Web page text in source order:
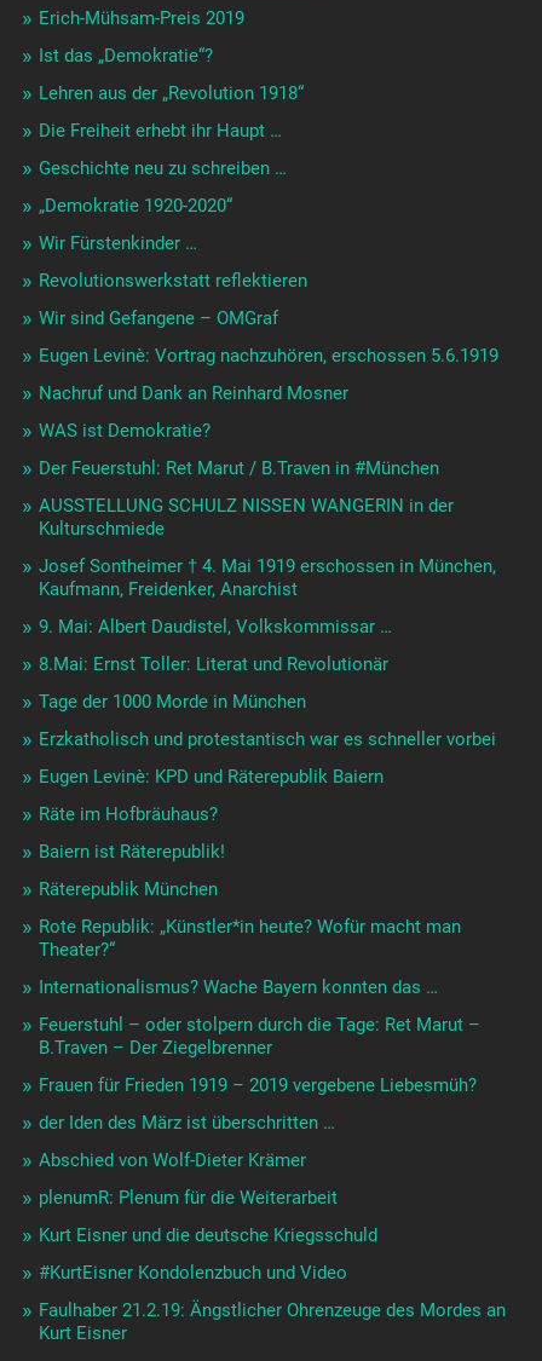
Erich-Mühsam-Preis 2019
Ist das „Demokratie“?
Lehren aus der „Revolution 1918“
Die Freiheit erhebt ihr Haupt …
Geschichte neu zu schreiben …
„Demokratie 1920-2020“
Wir Fürstenkinder …
Revolutionswerkstatt reflektieren
Wir sind Gefangene – OMGraf
Eugen Levinè: Vortrag nachzuhören, erschossen 5.6.1919
Nachruf und Dank an Reinhard Mosner
WAS ist Demokratie?
Der Feuerstuhl: Ret Marut / B.Traven in #München
AUSSTELLUNG SCHULZ NISSEN WANGERIN in der
Kulturschmiede
Josef Sontheimer † 4. Mai 1919 erschossen in München,
Kaufmann, Freidenker, Anarchist
9. Mai: Albert Daudistel, Volkskommissar …
8.Mai: Ernst Toller: Literat und Revolutionär
Tage der 1000 Morde in München
Erzkatholisch und protestantisch war es schneller vorbei
Eugen Levinè: KPD und Räterepublik Baiern
Räte im Hofbräuhaus?
Baiern ist Räterepublik!
Räterepublik München
Rote Republik: „Künstler*in heute? Wofür macht man
Theater?“
Internationalismus? Wache Bayern konnten das …
Feuerstuhl – oder stolpern durch die Tage: Ret Marut –
B.Traven – Der Ziegelbrenner
Frauen für Frieden 1919 – 2019 vergebene Liebesmüh?
der Iden des März ist überschritten …
Abschied von Wolf-Dieter Krämer
plenumR: Plenum für die Weiterarbeit
Kurt Eisner und die deutsche Kriegsschuld
#KurtEisner Kondolenzbuch und Video
Faulhaber 21.2.19: Ängstlicher Ohrenzeuge des Mordes an
Kurt Eisner